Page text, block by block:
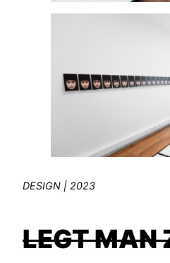
DESIGN | 2023
LEGT MAN